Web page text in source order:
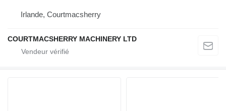
Irlande, Courtmacsherry
COURTMACSHERRY MACHINERY LTD